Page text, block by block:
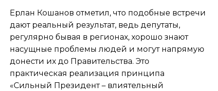
Ерлан Кошанов отметил, что подобные встречи
дают реальный результат, ведь депутаты,
регулярно бывая в регионах, хорошо знают
насущные проблемы людей и могут напрямую
донести их до Правительства. Это
практическая реализация принципа
«Сильный Президент – влиятельный